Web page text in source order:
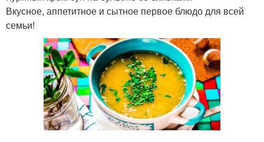
Вкусное, аппетитное и сытное первое блюдо для всей
семьи!